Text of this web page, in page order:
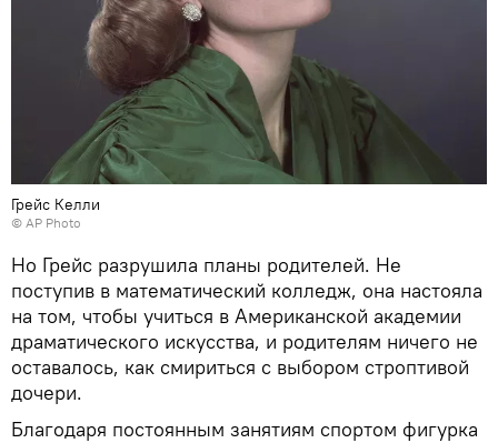
Грейс Келли
© AP Photo
Но Грейс разрушила планы родителей. Не
поступив в математический колледж, она настояла
на том, чтобы учиться в Американской академии
драматического искусства, и родителям ничего не
оставалось, как смириться с выбором строптивой
дочери.
Благодаря постоянным занятиям спортом фигурка